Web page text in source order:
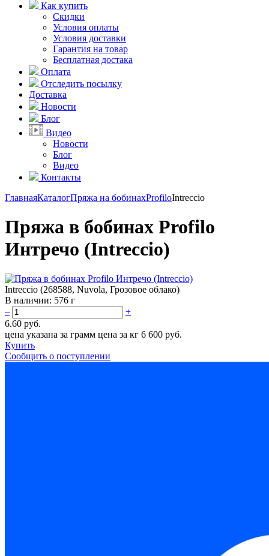
Как купить
Скидки
Условия оплаты
Условия доставки
Гарантия на товар
Бесплатная достака
Оплата
Отследить посылку
Доставка
Новости
Блог
Видео
Новости
Блог
Видео
Контакты
ГлавнаяКаталогПряжа на бобинахProfiloIntreccio
Пряжа в бобинах Profilo
Интречо (Intreccio)
Intreccio (268588, Nuvola, Грозовое облако)
В наличии: 576 г
–
+
6.60 руб.
цена указана за грамм цена за кг 6 600 руб.
Купить
Сообщить о поступлении